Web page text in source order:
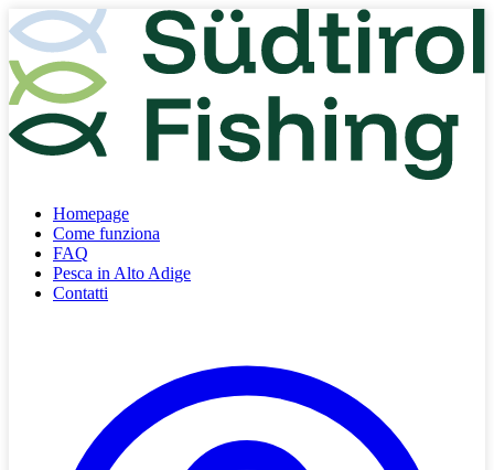
Homepage
Come funziona
FAQ
Pesca in Alto Adige
Contatti